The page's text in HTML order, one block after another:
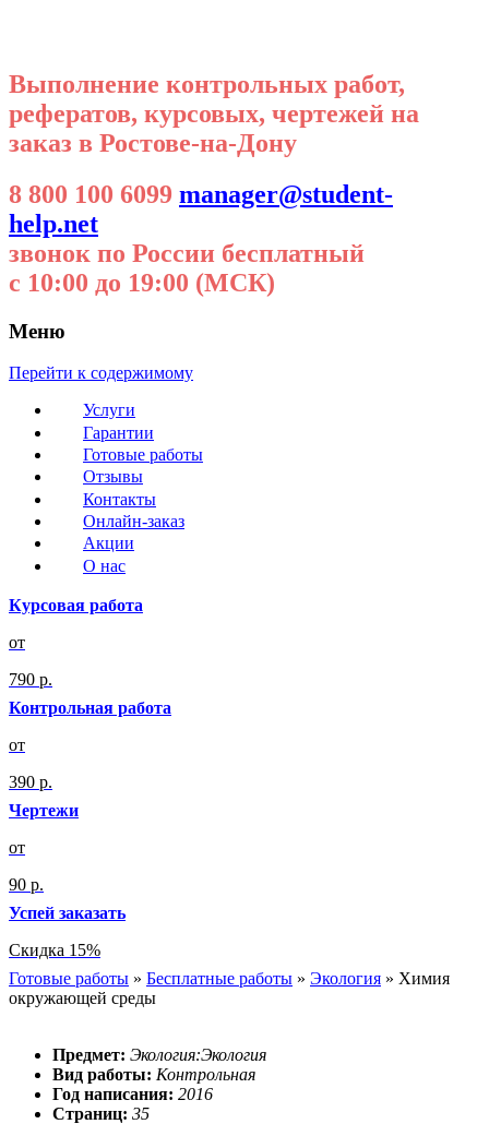
Выполнение контрольных работ,
рефератов, курсовых, чертежей на
заказ в Ростове-на-Дону
8 800 100 6099 manager@student-
help.net
звонок по России бесплатный
с 10:00 до 19:00 (МСК)
Меню
Перейти к содержимому
Услуги
Гарантии
Готовые работы
Отзывы
Контакты
Онлайн-заказ
Акции
О нас
Курсовая работа
от
790 р.
Контрольная работа
от
390 р.
Чертежи
от
90 р.
Успей заказать
Скидка 15%
Готовые работы » Бесплатные работы » Экология » Химия
окружающей среды
Предмет: Экология:Экология
Вид работы: Контрольная
Год написания: 2016
Страниц: 35